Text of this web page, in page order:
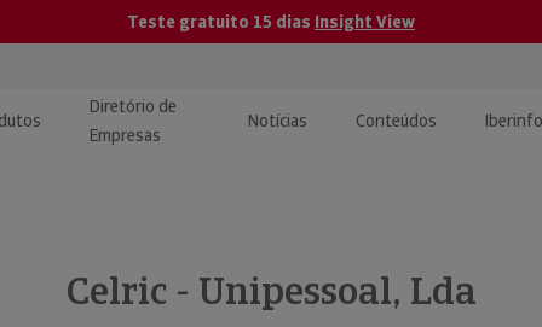
Teste gratuito 15 dias Insight View
e Monitorização de
Diretório de
Empresas
Notícias Conteúdos
| Estudos e
Celric - Unipessoal, Lda